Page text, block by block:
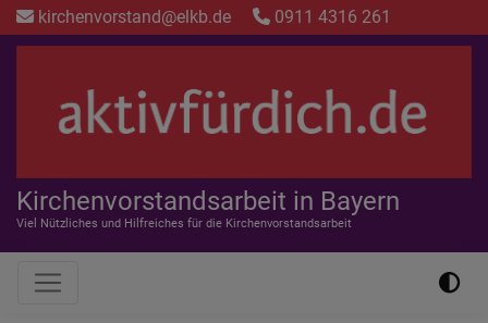
Direkt
zum
kirchenvorstand@elkb.de 0911 4316 261
Kirchenvorstandsarbeit in Bayern
Viel Nützliches und Hilfreiches für die Kirchenvorstandsarbeit
Hauptnavigation